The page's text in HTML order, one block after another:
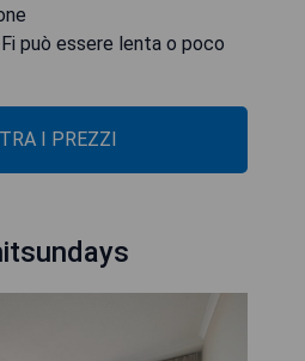
può essere lenta o poco
I PREZZI